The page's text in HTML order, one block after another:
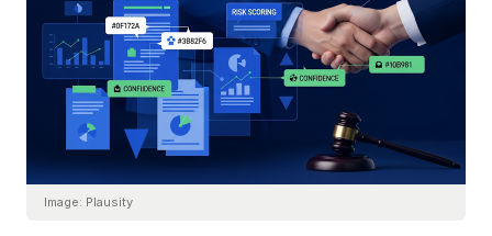
Image: Plausity